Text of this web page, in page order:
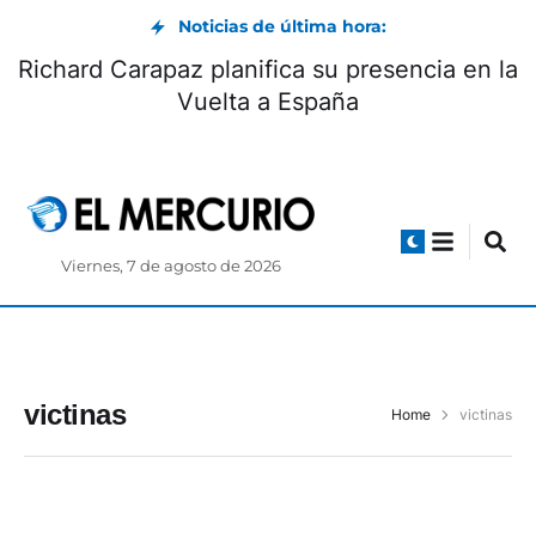
Noticias de última hora:
Richard Carapaz planifica su presencia en la
Vuelta a España
Viernes, 7 de agosto de 2026
victinas Home victinas